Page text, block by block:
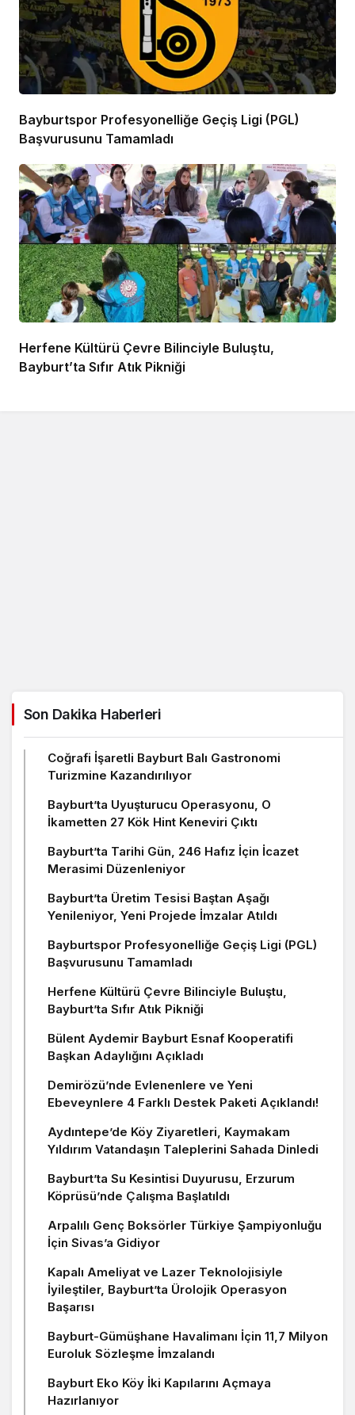
Bayburtspor Profesyonelliğe Geçiş Ligi (PGL)
Başvurusunu Tamamladı
Herfene Kültürü Çevre Bilinciyle Buluştu,
Bayburt’ta Sıfır Atık Pikniği
Son Dakika Haberleri
Coğrafi İşaretli Bayburt Balı Gastronomi
Turizmine Kazandırılıyor
Bayburt’ta Uyuşturucu Operasyonu, O
İkametten 27 Kök Hint Keneviri Çıktı
Bayburt’ta Tarihi Gün, 246 Hafız İçin İcazet
Merasimi Düzenleniyor
Bayburt’ta Üretim Tesisi Baştan Aşağı
Yenileniyor, Yeni Projede İmzalar Atıldı
Bayburtspor Profesyonelliğe Geçiş Ligi (PGL)
Başvurusunu Tamamladı
Herfene Kültürü Çevre Bilinciyle Buluştu,
Bayburt’ta Sıfır Atık Pikniği
Bülent Aydemir Bayburt Esnaf Kooperatifi
Başkan Adaylığını Açıkladı
Demirözü’nde Evlenenlere ve Yeni
Ebeveynlere 4 Farklı Destek Paketi Açıklandı!
Aydıntepe’de Köy Ziyaretleri, Kaymakam
Yıldırım Vatandaşın Taleplerini Sahada Dinledi
Bayburt’ta Su Kesintisi Duyurusu, Erzurum
Köprüsü’nde Çalışma Başlatıldı
Arpalılı Genç Boksörler Türkiye Şampiyonluğu
İçin Sivas’a Gidiyor
Kapalı Ameliyat ve Lazer Teknolojisiyle
İyileştiler, Bayburt’ta Ürolojik Operasyon
Başarısı
Bayburt-Gümüşhane Havalimanı İçin 11,7 Milyon
Euroluk Sözleşme İmzalandı
Bayburt Eko Köy İki Kapılarını Açmaya
Hazırlanıyor